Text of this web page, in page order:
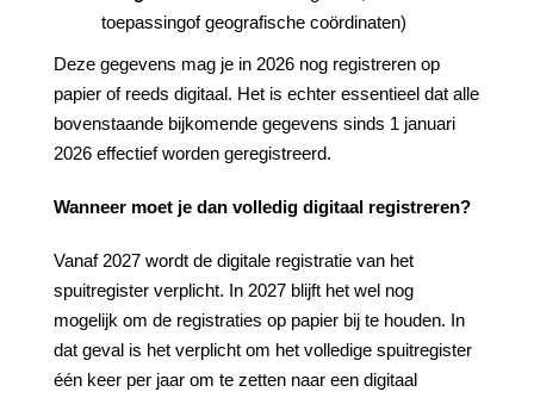
toepassingof geografische coördinaten)
Deze gegevens mag je in 2026 nog registreren op
papier of reeds digitaal. Het is echter essentieel dat alle
bovenstaande bijkomende gegevens sinds 1 januari
2026 effectief worden geregistreerd.
Wanneer moet je dan volledig digitaal registreren?
Vanaf 2027 wordt de digitale registratie van het
spuitregister verplicht. In 2027 blijft het wel nog
mogelijk om de registraties op papier bij te houden. In
dat geval is het verplicht om het volledige spuitregister
één keer per jaar om te zetten naar een digitaal